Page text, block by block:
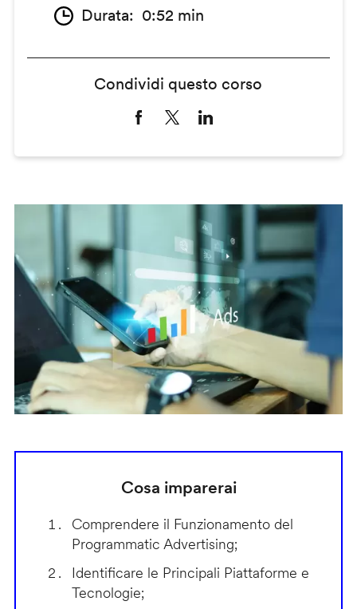
Durata 0:52 min
Condividi questo corso
Cosa imparerai
Comprendere il Funzionamento del
Programmatic Advertising;
Identificare le Principali Piattaforme e
Tecnologie;